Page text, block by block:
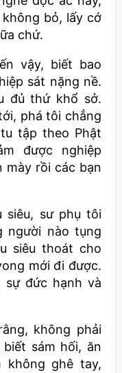
bỏ, lấy cớ
chứ.
vậy, biết bao
sát nặng nề.
đủ thứ khổ sở.
phá tôi chẳng
tập theo Phật
được nghiệp
mày rồi các bạn
siêu, sư phụ tôi
người nào tụng
siêu thoát cho
mới đi được.
sự đức hạnh và
không phải
sám hối, ăn
không ghê tay,